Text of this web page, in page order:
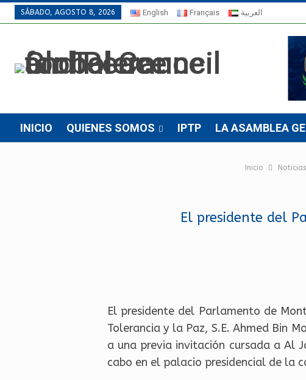
SÁBADO, AGOSTO 8, 2026 English Français العربية
INICIO QUIENES SOMOS IPTP LA ASAMBLEA
Inicio Noticias
El presidente del
El presidente del Parlamento de
Tolerancia y la Paz, S.E. Ahmed Bin
a una previa invitación cursada a Al
cabo en el palacio presidencial de la